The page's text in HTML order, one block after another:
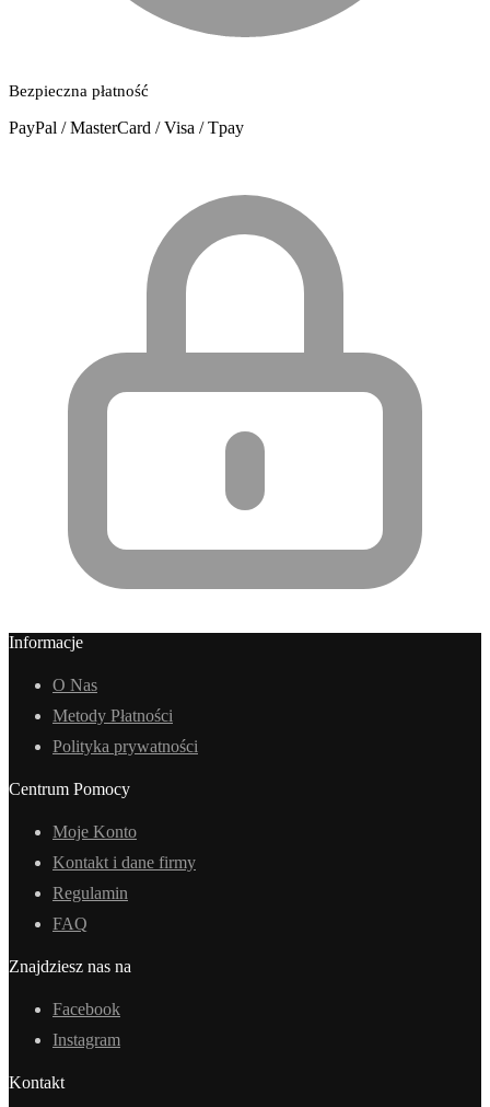
Bezpieczna płatność
PayPal / MasterCard / Visa / Tpay
Informacje
O Nas
Metody Płatności
Polityka prywatności
Centrum Pomocy
Moje Konto
Kontakt i dane firmy
Regulamin
FAQ
Znajdziesz nas na
Facebook
Instagram
Kontakt